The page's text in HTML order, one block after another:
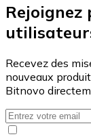
Rejoignez
Recevez des
nouveaux
Bitnovo